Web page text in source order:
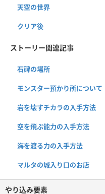
天空の世界
クリア後
ストーリー関連記事
石碑の場所
モンスター預かり所について
岩を壊すチカラの入手方法
空を飛ぶ能力の入手方法
海を渡る力の入手方法
マルタの城入り口のお店
やり込み要素